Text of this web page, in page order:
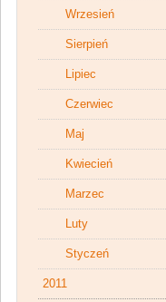
Wrzesień
Sierpień
Lipiec
Czerwiec
Maj
Kwiecień
Marzec
Luty
Styczeń
2011